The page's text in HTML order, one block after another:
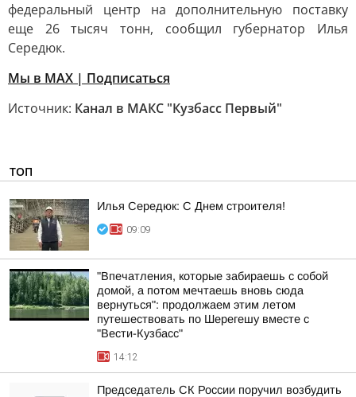
федеральный центр на дополнительную поставку
еще 26 тысяч тонн, сообщил губернатор Илья
Середюк.
Мы в MAX | Подписаться
Источник: Канал в МАКС "Кузбасс Первый"
ТОП
Илья Середюк: С Днем строителя!
09:09
"Впечатления, которые забираешь с собой
домой, а потом мечтаешь вновь сюда
вернуться": продолжаем этим летом
путешествовать по Шерегешу вместе с
"Вести-Кузбасс"
14:12
Председатель СК России поручил возбудить